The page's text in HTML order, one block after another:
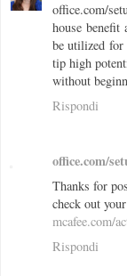
office.com/
house benefit
be utilized for
tip high
without
Rispondi
office.com/
Thanks for
check out
mcafee.com/
Rispondi